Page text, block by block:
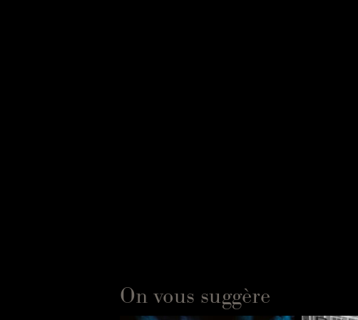
UN
L’apport intéressé
l'individu a en tant
concertation de
relations avec le
On vous suggère